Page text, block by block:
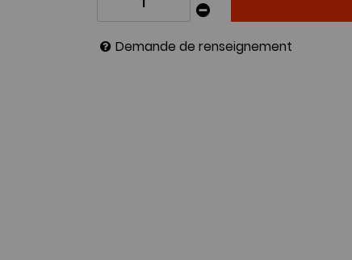
Demande de renseignement